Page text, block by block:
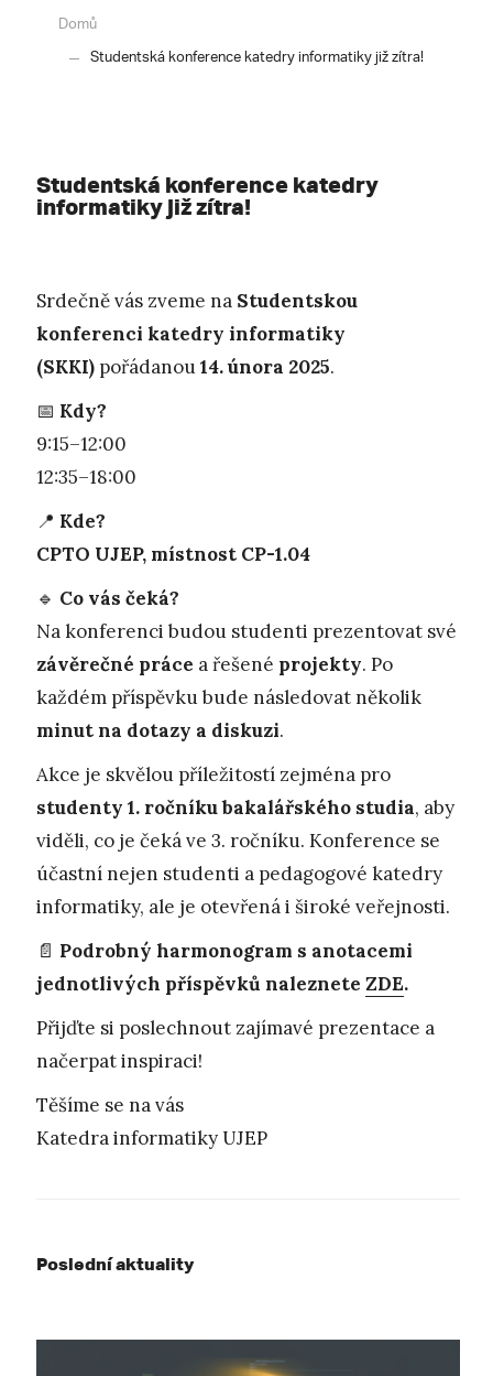
Domů
Studentská konference katedry informatiky již zítra!
Studentská konference katedry
informatiky již zítra!
Srdečně vás zveme na Studentskou
konferenci katedry informatiky
(SKKI) pořádanou14. února 2025.
📅 Kdy?
9:15–12:00
12:35–18:00
📍 Kde?
CPTO UJEP, místnost CP-1.04
🔹 Co vás čeká?
Na konferenci budou studenti prezentovat své
závěrečné práce a řešené projekty. Po
každém příspěvku bude následovat několik
minut na dotazy a diskuzi.
Akce je skvělou příležitostí zejména pro
studenty 1. ročníku bakalářského studia, aby
viděli, co je čeká ve 3. ročníku. Konference se
účastní nejen studenti a pedagogové katedry
informatiky, ale je otevřená i široké veřejnosti.
📄 Podrobný harmonogram s anotacemi
jednotlivých příspěvků naleznete ZDE.
Přijďte si poslechnout zajímavé prezentace a
načerpat inspiraci!
Těšíme se na vás
Katedra informatiky UJEP
Poslední aktuality